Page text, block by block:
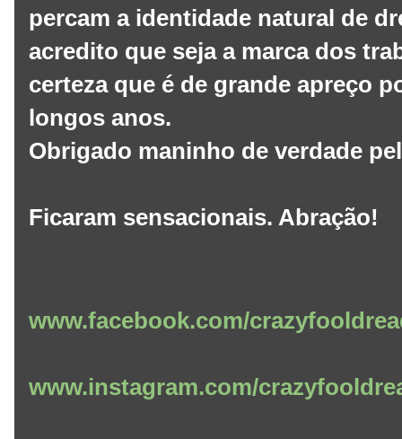
percam a identidade natural de
acredito que seja a marca dos
certeza que é de grande apreço
longos anos.
Obrigado maninho de verdade
Ficaram sensacionais. Abração!
www.facebook.com/
www.instagram.com/